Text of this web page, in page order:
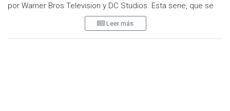
por Warner Bros Television y DC Studios. Esta serie, que se
estrenará en la plataforma de streaming Max, anteriormente
conocida como HBO Max, presenta a Colin Farrell en el papel
del infame villano de Gotham City, Oz Cobb, también
Leer más